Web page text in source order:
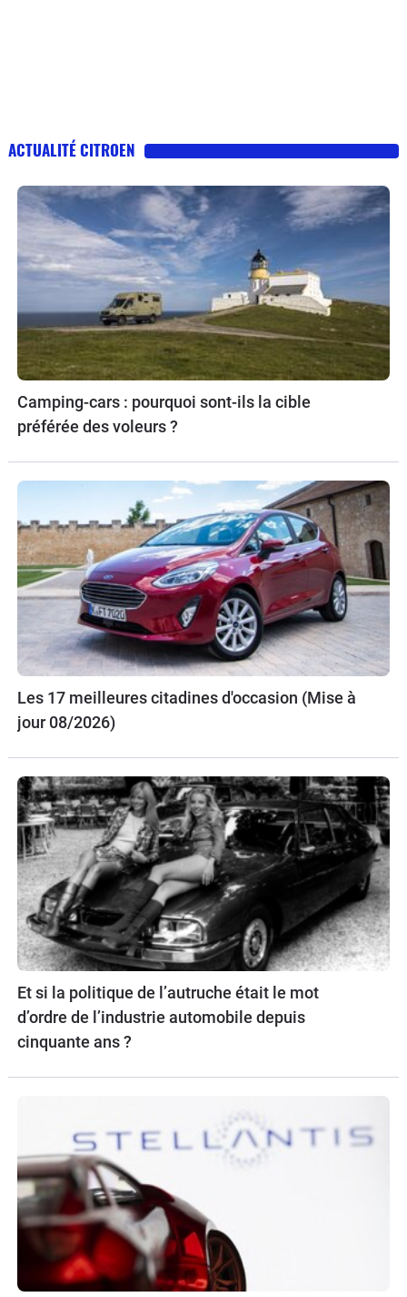
ACTUALITÉ CITROEN
Camping-cars : pourquoi sont-ils la cible
préférée des voleurs ?
Les 17 meilleures citadines d'occasion (Mise à
jour 08/2026)
Et si la politique de l’autruche était le mot
d’ordre de l’industrie automobile depuis
cinquante ans ?